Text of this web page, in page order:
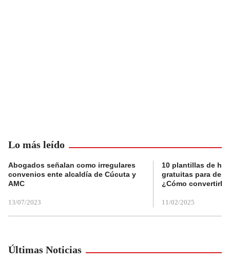
Lo más leído
Abogados señalan como irregulares
convenios ente alcaldía de Cúcuta y
AMC
13/07/2023
10 plantillas de
gratuitas para
¿Cómo convertirla
11/02/2025
Últimas Noticias